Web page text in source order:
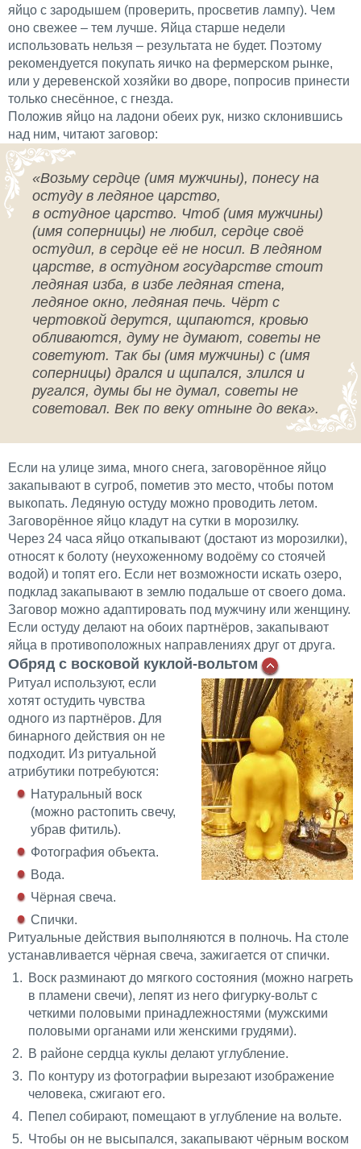
яйцо с зародышем (проверить, просветив лампу). Чем
оно свежее – тем лучше. Яйца старше недели
использовать нельзя – результата не будет. Поэтому
рекомендуется покупать яичко на фермерском рынке,
или у деревенской хозяйки во дворе, попросив принести
только снесённое, с гнезда.
Положив яйцо на ладони обеих рук, низко склонившись
над ним, читают заговор:
«Возьму сердце (имя мужчины), понесу на
остуду в ледяное царство,
в остудное царство. Чтоб (имя мужчины)
(имя соперницы) не любил, сердце своё
остудил, в сердце её не носил. В ледяном
царстве, в остудном государстве стоит
ледяная изба, в избе ледяная стена,
ледяное окно, ледяная печь. Чёрт с
чертовкой дерутся, щипаются, кровью
обливаются, думу не думают, советы не
советуют. Так бы (имя мужчины) с (имя
соперницы) дрался и щипался, злился и
ругался, думы бы не думал, советы не
советовал. Век по веку отныне до века».
Если на улице зима, много снега, заговорённое яйцо
закапывают в сугроб, пометив это место, чтобы потом
выкопать. Ледяную остуду можно проводить летом.
Заговорённое яйцо кладут на сутки в морозилку.
Через 24 часа яйцо откапывают (достают из морозилки),
относят к болоту (неухоженному водоёму со стоячей
водой) и топят его. Если нет возможности искать озеро,
подклад закапывают в землю подальше от своего дома.
Заговор можно адаптировать под мужчину или женщину.
Если остуду делают на обоих партнёров, закапывают
яйца в противоположных направлениях друг от друга.
Обряд с восковой куклой-вольтом
Ритуал используют, если
хотят остудить чувства
одного из партнёров. Для
бинарного действия он не
подходит. Из ритуальной
атрибутики потребуются:
Натуральный воск
(можно растопить свечу,
убрав фитиль).
Фотография объекта.
Вода.
Чёрная свеча.
Спички.
Ритуальные действия выполняются в полночь. На столе
устанавливается чёрная свеча, зажигается от спички.
Воск разминают до мягкого состояния (можно нагреть
в пламени свечи), лепят из него фигурку-вольт с
четкими половыми принадлежностями (мужскими
половыми органами или женскими грудями).
В районе сердца куклы делают углубление.
По контуру из фотографии вырезают изображение
человека, сжигают его.
Пепел собирают, помещают в углубление на вольте.
Чтобы он не высыпался, закапывают чёрным воском